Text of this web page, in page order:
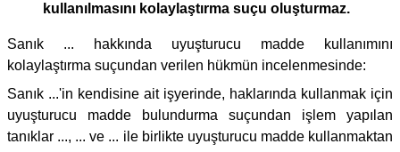
kullanılmasını kolaylaştırma suçu oluşturmaz.
Sanık ... hakkında uyuşturucu madde kullanımını
kolaylaştırma suçundan verilen hükmün incelenmesinde:
Sanık ...'in kendisine ait işyerinde, haklarında kullanmak için
uyuşturucu madde bulundurma suçundan işlem yapılan
tanıklar ..., ... ve ... ile birlikte uyuşturucu madde kullanmaktan